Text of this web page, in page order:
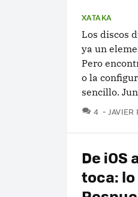
XATAKA
Los discos
ya un
Pero
o la
sencillo.
4
JAVIER
De
toca: